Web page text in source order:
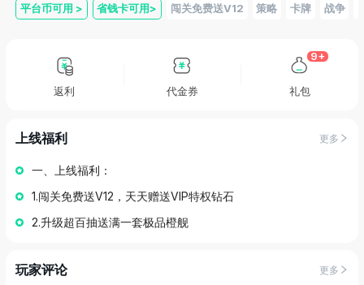
平台币可用 > 省钱卡可用> 闯关免费送V12 策略 卡牌 战争
返利 代金券 礼包
9+
上线福利 更多
一、上线福利：
1.闯关免费送V12，天天赠送VIP特权钻石
2.升级超百抽送满一套极品橙舰
玩家评论 更多